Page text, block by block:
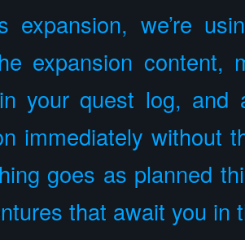
expansion, we’re
expansion content,
your quest log, and
immediately without
goes as planned
that await you in